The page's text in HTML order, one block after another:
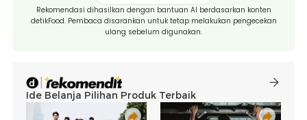
Rekomendasi dihasilkan dengan bantuan AI berdasarkan konten
detikFood. Pembaca disarankan untuk tetap melakukan pengecekan
ulang sebelum digunakan.